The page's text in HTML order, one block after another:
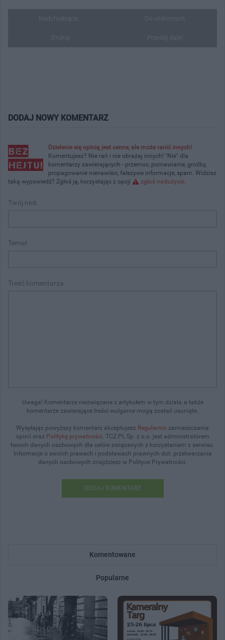
DODAJ NOWY KOMENTARZ
Dzielenie się opinią jest cenne, ale może ranić innych!
Komentujesz? Nie rań i nie obrażaj innych! "Nie" dla
komentarzy zawierających - przemoc, pomawianie, groźby,
propagowanie nienawiści, fałszywe informacje, spam. Widzisz
taką wypowiedź? Zgłoś ją, korzystając z opcji
zgłoś nadużycie.
Twój nick
Temat
Treść komentarza
Uwaga! Komentarze niezwiązane z artykułem w tym dziale, a także
komentarze zawierające treści wulgarne mogą zostać usunięte.
Wysyłając powyższy komentarz akceptujesz Regulamin zamieszczania
opinii oraz Politykę prywatności. TCZ.PL Sp. z o.o. jest administratorem
twoich danych osobowych dla celów związanych z korzystaniem z serwisu.
Informacje o swoich prawach i podstawach prawnych dot. przetwarzania
danych osobowych znajdziesz w Polityce Prywatności.
DODAJ KOMENTARZ
Komentowane
Popularne